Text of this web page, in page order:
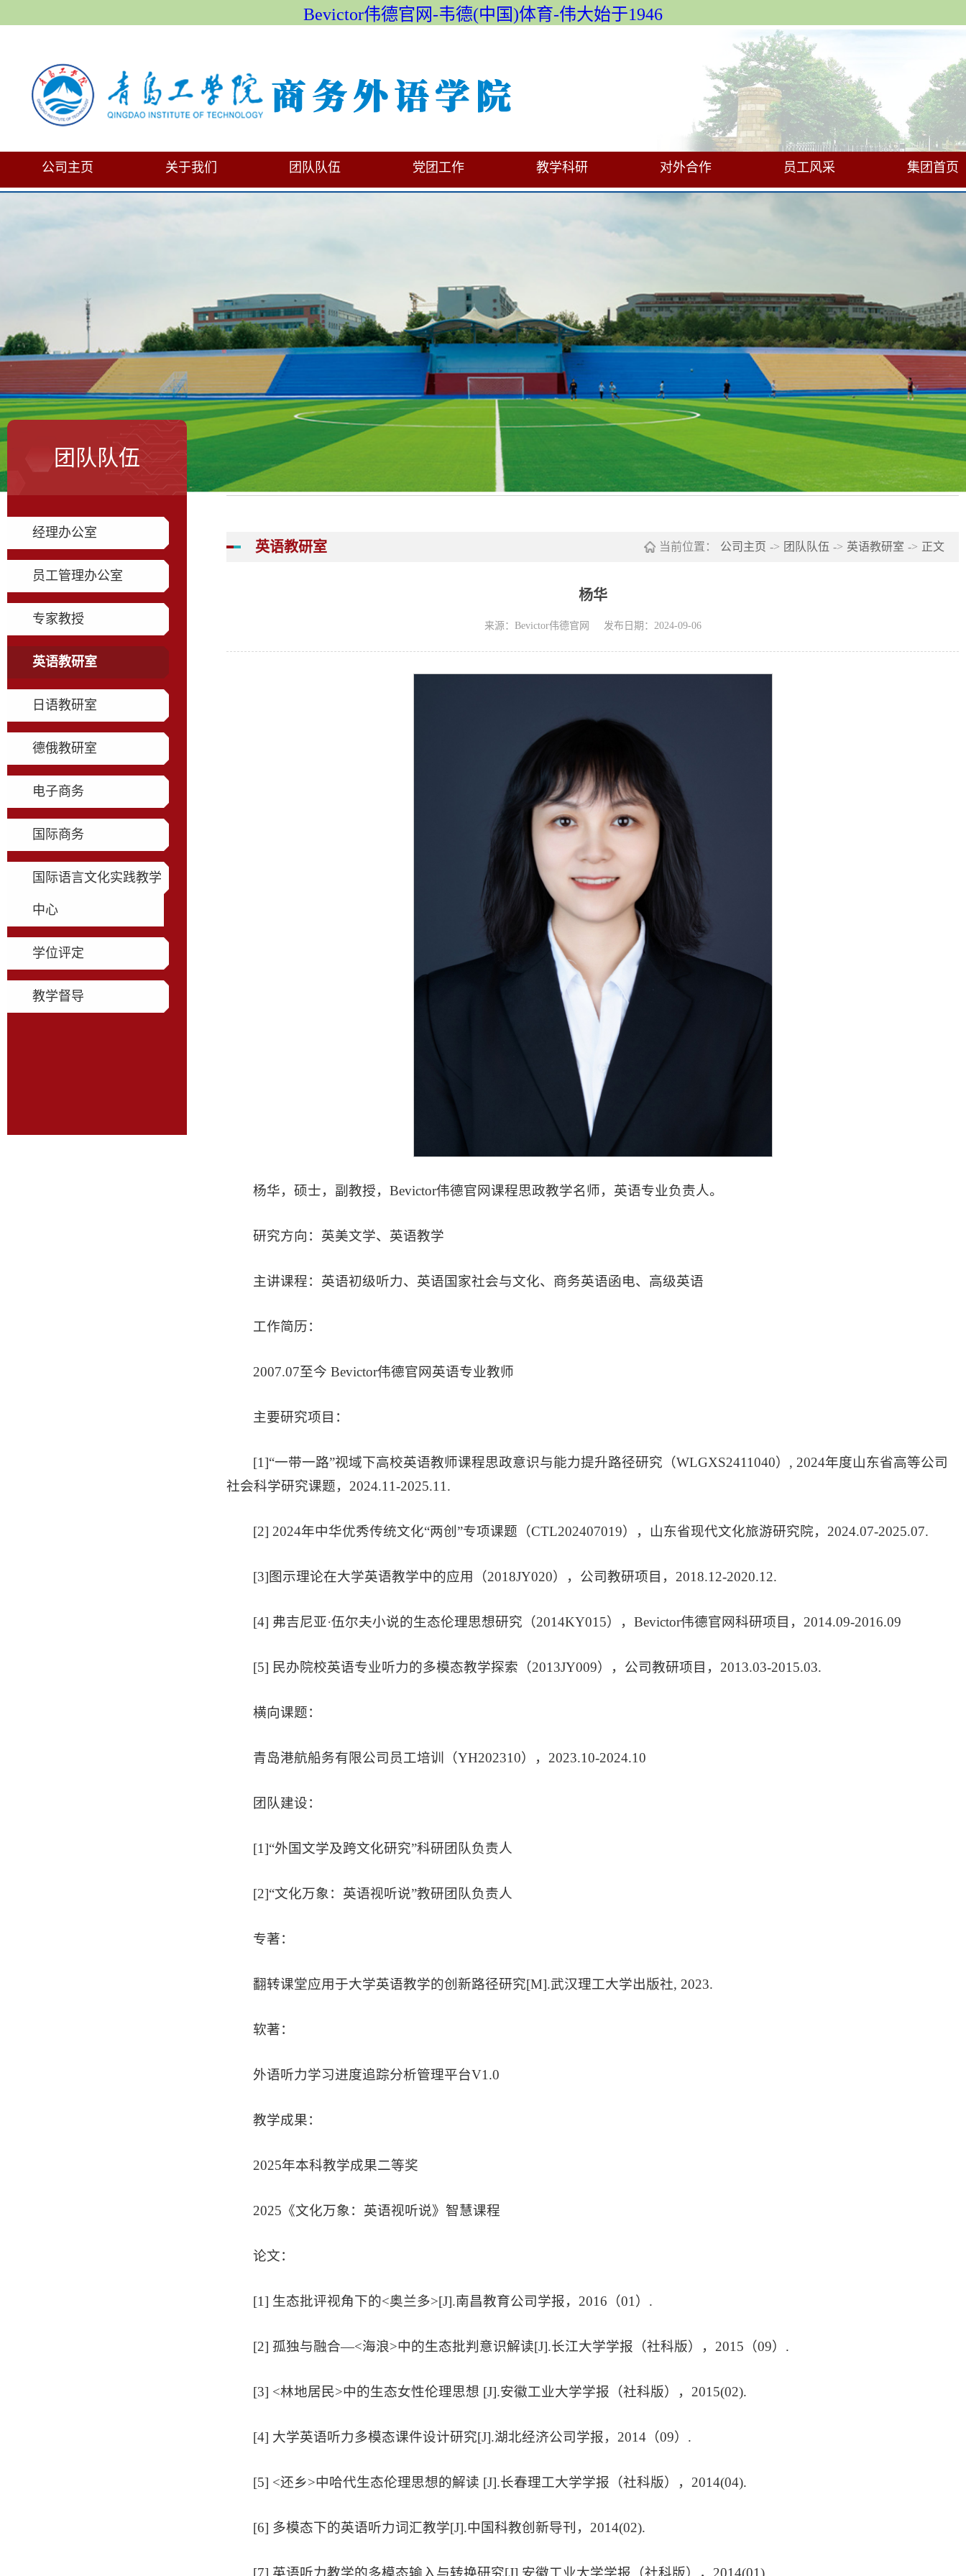
Bevictor伟德官网-韦德(中国)体育-伟大始于1946
公司主页 关于我们 团队队伍 党团工作 教学科研 对外合作 员工风采 集团首页
团队队伍
经理办公室
员工管理办公室
专家教授
英语教研室
日语教研室
德俄教研室
电子商务
国际商务
国际语言文化实践教学
中心
学位评定
教学督导
英语教研室 当前位置： 公司主页 -> 团队队伍 -> 英语教研室 -> 正文
杨华
来源：Bevictor伟德官网 发布日期：2024-09-06
杨华，硕士，副教授，Bevictor伟德官网课程思政教学名师，英语专业负责人。
研究方向：英美文学、英语教学
主讲课程： 英语初级听力、英语国家社会与文化、商务英语函电、高级英语
工作简历：
2007.07至今 Bevictor伟德官网英语专业教师
主要研究项目：
[1]“一带一路”视域下高校英语教师课程思政意识与能力提升路径研究（WLGXS2411040）, 2024年度山东省高等公司
社会科学研究课题，2024.11-2025.11.
[2] 2024年中华优秀传统文化“两创”专项课题（CTL202407019），山东省现代文化旅游研究院，2024.07-2025.07.
[3]图示理论在大学英语教学中的应用（2018JY020），公司教研项目，2018.12-2020.12.
[4] 弗吉尼亚·伍尔夫小说的生态伦理思想研究（2014KY015），Bevictor伟德官网科研项目，2014.09-2016.09
[5] 民办院校英语专业听力的多模态教学探索（2013JY009），公司教研项目，2013.03-2015.03.
横向课题：
青岛港航船务有限公司员工培训（YH202310），2023.10-2024.10
团队建设：
[1]“外国文学及跨文化研究”科研团队负责人
[2]“文化万象：英语视听说”教研团队负责人
专著：
翻转课堂应用于大学英语教学的创新路径研究[M].武汉理工大学出版社, 2023.
软著：
外语听力学习进度追踪分析管理平台V1.0
教学成果：
2025年本科教学成果二等奖
2025《文化万象：英语视听说》智慧课程
论文：
[1] 生态批评视角下的<奥兰多>[J].南昌教育公司学报，2016（01）.
[2] 孤独与融合—<海浪>中的生态批判意识解读[J].长江大学学报（社科版），2015（09）.
[3] <林地居民>中的生态女性伦理思想 [J].安徽工业大学学报（社科版），2015(02).
[4] 大学英语听力多模态课件设计研究[J].湖北经济公司学报，2014（09）.
[5] <还乡>中哈代生态伦理思想的解读 [J].长春理工大学学报（社科版），2014(04).
[6] 多模态下的英语听力词汇教学[J].中国科教创新导刊，2014(02).
[7] 英语听力教学的多模态输入与转换研究[J].安徽工业大学学报（社科版），2014(01).